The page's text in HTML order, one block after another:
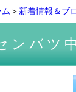
＞ 新着情報＆ブ
ンバツ